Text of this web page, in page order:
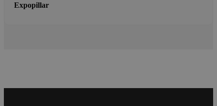
Expopillar